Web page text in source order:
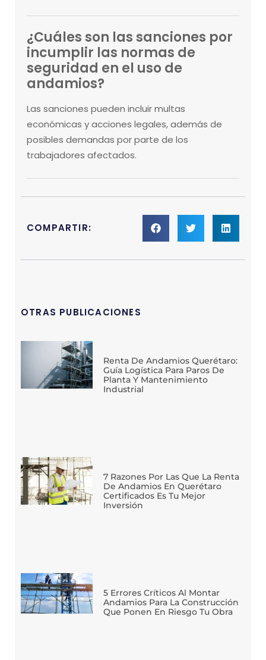
¿Cuáles son las sanciones por
incumplir las normas de
seguridad en el uso de
andamios?
Las sanciones pueden incluir multas
económicas y acciones legales, además de
posibles demandas por parte de los
trabajadores afectados.
COMPARTIR:
OTRAS PUBLICACIONES
Renta De Andamios Querétaro:
Guía Logística Para Paros De
Planta Y Mantenimiento
Industrial
7 Razones Por Las Que La Renta
De Andamios En Querétaro
Certificados Es Tu Mejor
Inversión
5 Errores Críticos Al Montar
Andamios Para La Construcción
Que Ponen En Riesgo Tu Obra